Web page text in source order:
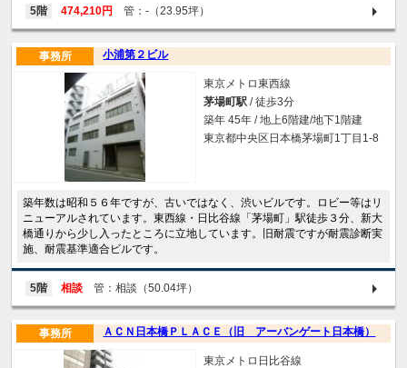
5階 474,210円 管：-（23.95坪）
小浦第２ビル
事務所
東京メトロ東西線
茅場町駅 / 徒歩3分
築年 45年 / 地上6階建/地下1階建
東京都中央区日本橋茅場町1丁目1-8
築年数は昭和５６年ですが、古いではなく、渋いビルです。ロビー等はリ
ニューアルされています。東西線・日比谷線「茅場町」駅徒歩３分、新大
橋通りから少し入ったところに立地しています。旧耐震ですが耐震診断実
施、耐震基準適合ビルです。
5階 相談 管：相談（50.04坪）
ＡＣＮ日本橋ＰＬＡＣＥ（旧 アーバンゲート日本橋）
事務所
東京メトロ日比谷線